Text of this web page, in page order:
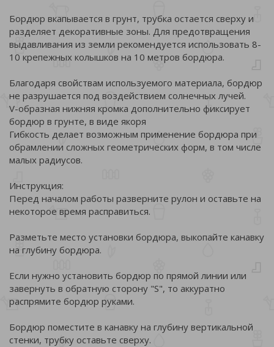
Бордюр вкапывается в грунт, трубка остается сверху и
разделяет декоративные зоны. Для предотвращения
выдавливания из земли рекомендуется использовать 8-
10 крепежных колышков на 10 метров бордюра.
Благодаря свойствам используемого материала, бордюр
не разрушается под воздействием солнечных лучей.
V-образная нижняя кромка дополнительно фиксирует
бордюр в грунте, в виде якоря
Гибкость делает возможным применение бордюра при
обрамлении сложных геометрических форм, в том числе
малых радиусов.
Инструкция:
Перед началом работы разверните рулон и оставьте на
некоторое время расправиться.
Разметьте место установки бордюра, выкопайте канавку
на глубину бордюра.
Если нужно установить бордюр по прямой линии или
завернуть в обратную сторону "S", то аккуратно
распрямите бордюр руками.
Бордюр поместите в канавку на глубину вертикальной
стенки, трубку оставьте сверху.